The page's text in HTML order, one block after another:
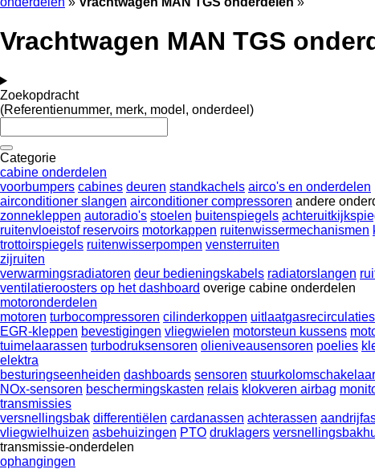
Vrachtwagen MAN TGS
Zoekopdracht
(Referentienummer, merk, model, onderdeel)
Categorie
cabine onderdelen
voorbumpers cabines deuren standkachels airco's en onderdelen
airconditioner slangen airconditioner compressoren andere
zonnekleppen autoradio's stoelen buitenspiegels
ruitenvloeistof reservoirs motorkappen ruitenwissermechanismen
trottoirspiegels ruitenwisserpompen vensterruiten
zijruiten
verwarmingsradiatoren deur bedieningskabels radiatorslangen
ventilatieroosters op het dashboard overige cabine onderdelen
motoronderdelen
motoren turbocompressoren cilinderkoppen uitlaatgasrecirculaties
EGR-kleppen bevestigingen vliegwielen motorsteun kussens
tuimelaarassen turbodruksensoren olieniveausensoren poelies
elektra
besturingseenheiden dashboards sensoren
NOx-sensoren beschermingskasten relais klokveren airbag
transmissies
versnellingsbak differentiëlen cardanassen achterassen
vliegwielhuizen asbehuizingen PTO druklagers
transmissie-onderdelen
ophangingen